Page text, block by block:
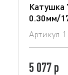
Катушка
0.30мм/
Артикул
5 077 р